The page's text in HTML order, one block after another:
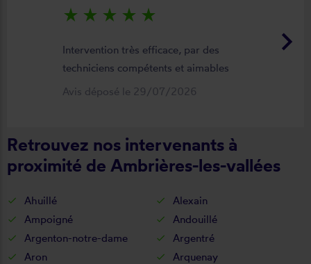
keyboard_arrow_right
star_rate star_rate star_rate star_rate star_rate
Intervention très efficace, par des
techniciens compétents et aimables
Avis déposé le 29/07/2026
Retrouvez nos intervenants à
proximité de Ambrières-les-vallées
Ahuillé
Alexain
Ampoigné
Andouillé
Argenton-notre-dame
Argentré
Aron
Arquenay